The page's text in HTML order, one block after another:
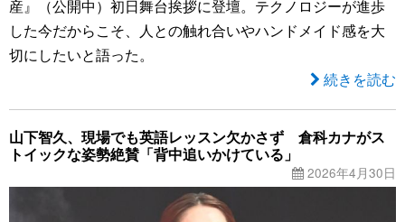
産』（公開中）初日舞台挨拶に登壇。テクノロジーが進歩
した今だからこそ、人との触れ合いやハンドメイド感を大
切にしたいと語った。
続きを読む
山下智久、現場でも英語レッスン欠かさず 倉科カナがス
トイックな姿勢絶賛「背中追いかけている」
2026年4月30日